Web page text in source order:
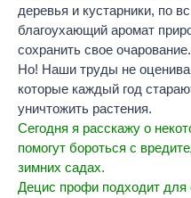
деревья и кустарники, по
благоухающий аромат
сохранить свое очарование.
Но! Наши труды не
которые каждый год
уничтожить растения.
Сегодня я расскажу о
помогут бороться с
зимних садах.
Децис профи подходит